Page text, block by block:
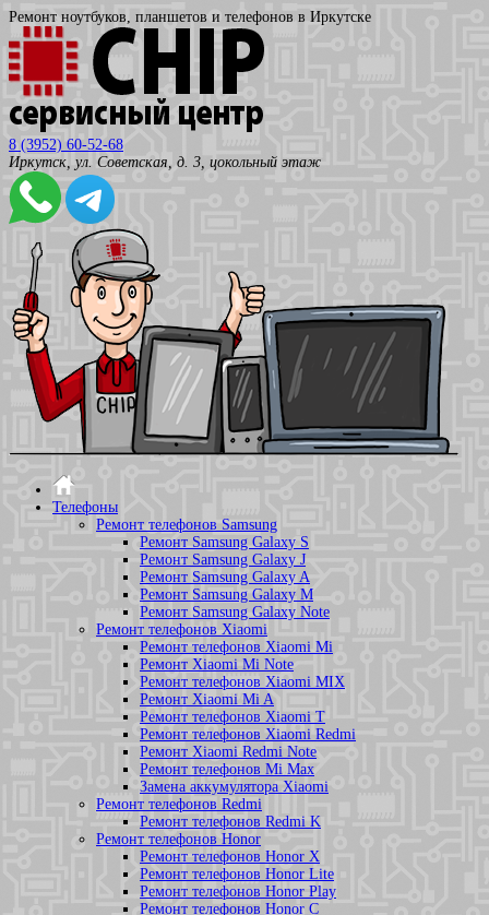
Ремонт ноутбуков, планшетов и телефонов в Иркутске
8 (3952) 60-52-68
Иркутск, ул. Советская, д. 3, цокольный этаж
Телефоны
Ремонт телефонов Samsung
Ремонт Samsung Galaxy S
Ремонт Samsung Galaxy J
Ремонт Samsung Galaxy A
Ремонт Samsung Galaxy M
Ремонт Samsung Galaxy Note
Ремонт телефонов Xiaomi
Ремонт телефонов Xiaomi Mi
Ремонт Xiaomi Mi Note
Ремонт телефонов Xiaomi MIX
Ремонт Xiaomi Mi A
Ремонт телефонов Xiaomi T
Ремонт телефонов Xiaomi Redmi
Ремонт Xiaomi Redmi Note
Ремонт телефонов Mi Max
Замена аккумулятора Xiaomi
Ремонт телефонов Redmi
Ремонт телефонов Redmi K
Ремонт телефонов Honor
Ремонт телефонов Honor X
Ремонт телефонов Honor Lite
Ремонт телефонов Honor Play
Ремонт телефонов Honor C